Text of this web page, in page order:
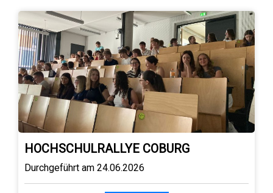
HOCHSCHULRALLYE COBURG
Durchgeführt am 24.06.2026